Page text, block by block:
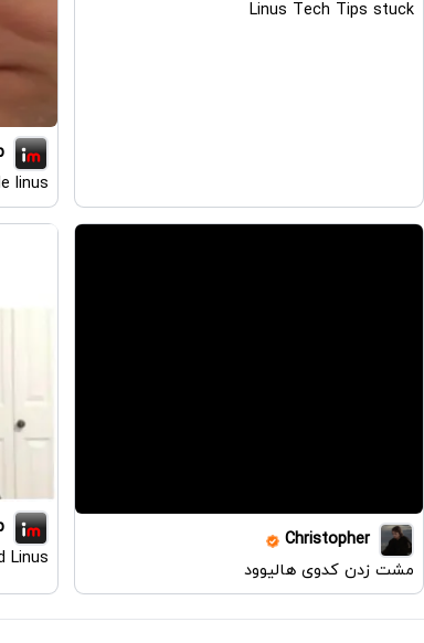
Linus Tech Tips stuck
linus
Christopher
مشت زدن کدوی هالیوود
Linus